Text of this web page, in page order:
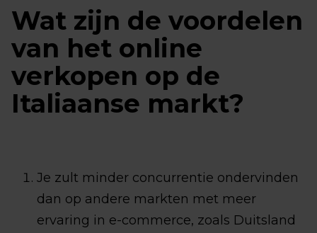
Wat zijn de voordelen
van het online
verkopen op de
Italiaanse markt?
Je zult minder concurrentie ondervinden
dan op andere markten met meer
ervaring in e-commerce, zoals Duitsland